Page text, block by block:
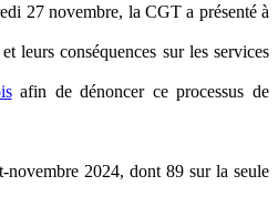
27 novembre, la CGT a présenté à
leurs conséquences sur les services
afin de dénoncer ce processus de
novembre 2024, dont 89 sur la seule